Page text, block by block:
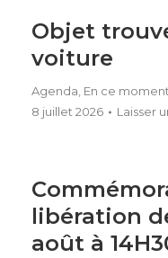
Objet
voiture
Agenda, En ce
8 juillet 2026
Laisser
libération
août à